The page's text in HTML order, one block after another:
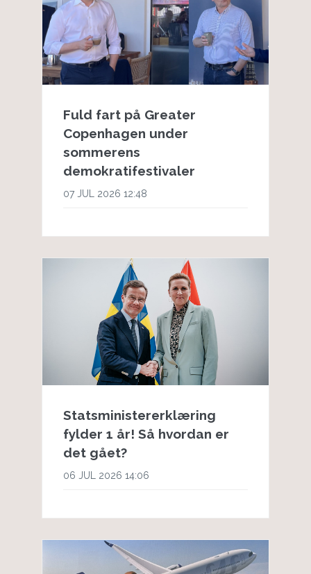
Fuld fart på Greater
Copenhagen under
sommerens
demokratifestivaler
07 JUL 2026 12:48
Statsministererklæring
fylder 1 år! Så hvordan er
det gået?
06 JUL 2026 14:06